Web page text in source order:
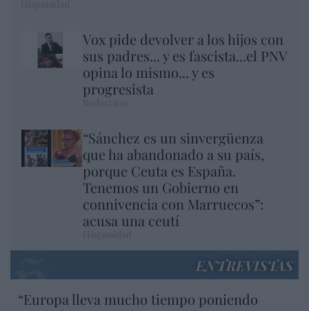
Vox pide devolver a los hijos con
sus padres... y es fascista...el PNV
opina lo mismo... y es
progresista
“Sánchez es un sinvergüenza
que ha abandonado a su país,
porque Ceuta es España.
Tenemos un Gobierno en
connivencia con Marruecos”:
acusa una ceutí
ENTREVISTAS
“Europa lleva mucho tiempo poniendo